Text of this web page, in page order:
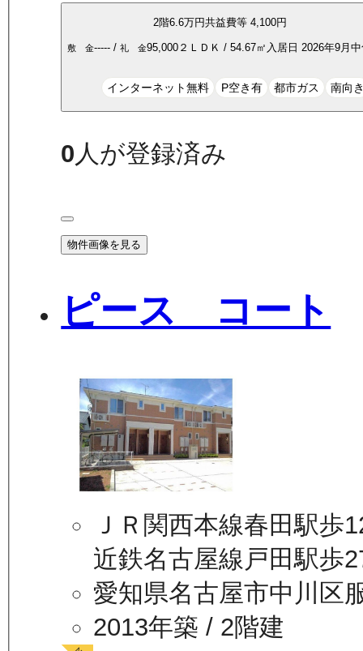
2階6.6万円共益費等 4,100円
敷 金----- /礼 金95,000 ２ＬＤＫ /54.67㎡ 入居日2026年9月
インターネット無料 P空き有 都市ガス 南向
0 人が登録済み
物件画像を見る
ピース コート
ＪＲ関西本線春田駅歩
近鉄名古屋線戸田駅歩
愛知県名古屋市中川区
2013年築 / 2階建